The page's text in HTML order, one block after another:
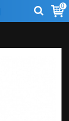
0